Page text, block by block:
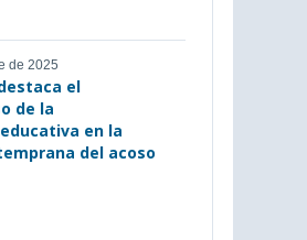
de 2025
el
de la
en la
del acoso